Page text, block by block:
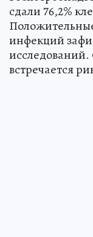
сдали 76,2%
инфекций
исследований.
встречается